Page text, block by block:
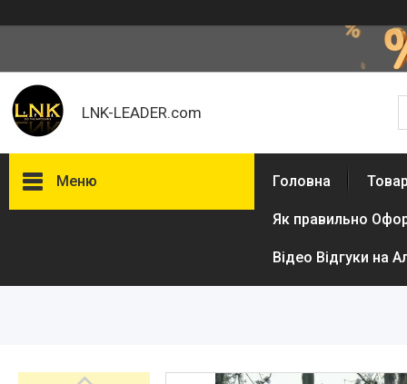
LNK-LEADER.com
Меню
Фотогалерея
Головна
Як правильно
Відео Відгуки на